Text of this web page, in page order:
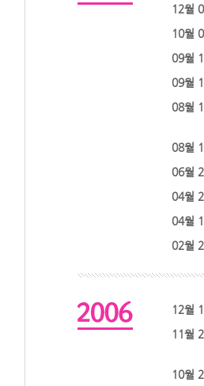
12월
10월
09월
09월
08월
08월
06월
04월
04월
02월
12월
11월
10월